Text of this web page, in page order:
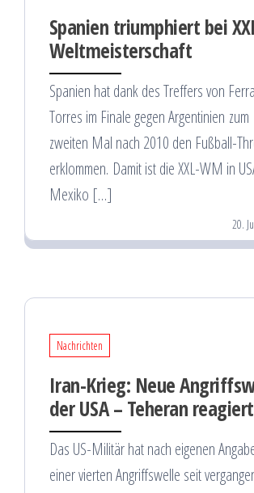
Spanien triumphiert bei
Weltmeisterschaft
Spanien hat dank des Treffers von
Torres im Finale gegen Argentinien zum
zweiten Mal nach 2010 den Fußball-
erklommen. Damit ist die XXL-WM in
Mexiko […]
20.
Nachrichten
Iran-Krieg: Neue
der USA – Teheran reagiert
Das US-Militär hat nach eigenen
einer vierten Angriffswelle seit